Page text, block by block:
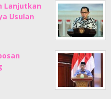
Lanjutkan
Usulan